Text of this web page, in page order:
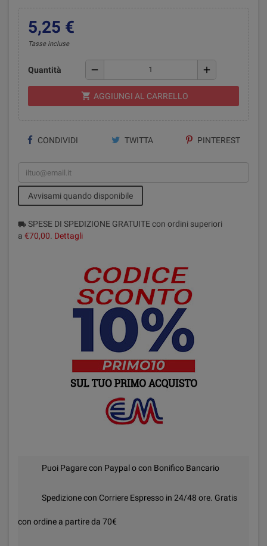
5,25 €
Tasse incluse
Quantità remove add
shopping_cart AGGIUNGI AL CARRELLO
CONDIVIDI TWITTA PINTEREST
Avvisami quando disponibile
local_shipping SPESE DI SPEDIZIONE GRATUITE con ordini superiori
a €70,00. Dettagli
Puoi Pagare con Paypal o con Bonifico Bancario
Spedizione con Corriere Espresso in 24/48 ore. Gratis
con ordine a partire da 70€